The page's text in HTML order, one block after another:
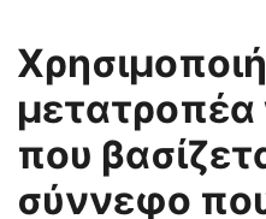
που
σύννεφο